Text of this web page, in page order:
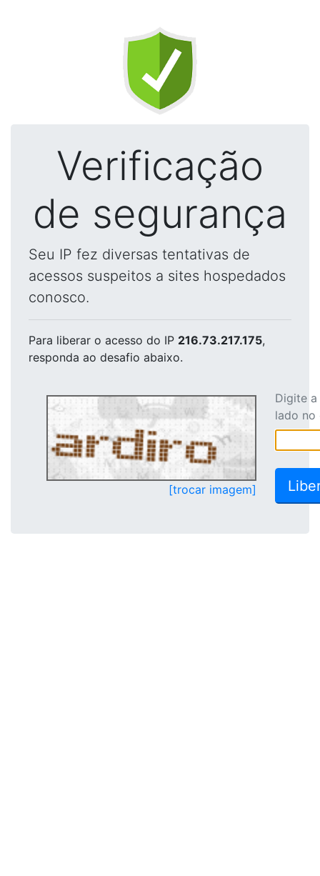
Verificação
de segurança
Seu IP fez diversas tentativas de
acessos suspeitos a sites hospedados
conosco.
Para liberar o acesso do IP 216.73.217.175,
responda ao desafio abaixo.
[trocar imagem]
Digite
lado no